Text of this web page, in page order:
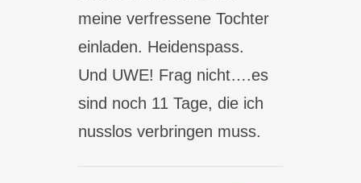
meine verfressene Tochter
einladen. Heidenspass.
Und UWE! Frag nicht….es
sind noch 11 Tage, die ich
nusslos verbringen muss.